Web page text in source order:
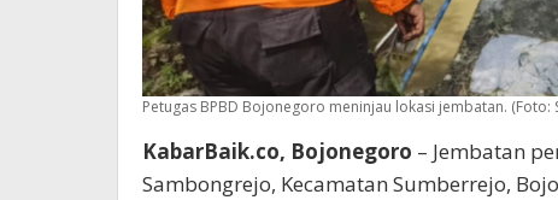
Petugas BPBD Bojonegoro meninjau lokasi jembatan. (Foto:
KabarBaik.co, Bojonegoro – Jembatan
Sambongrejo, Kecamatan Sumberrejo,